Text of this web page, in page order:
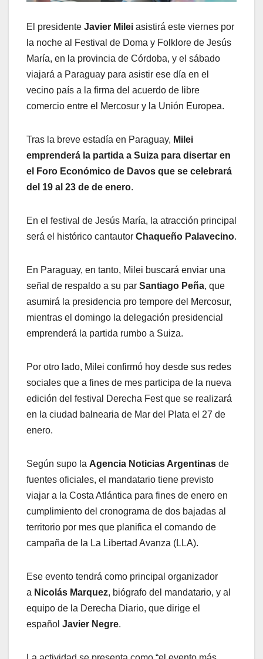
El presidente Javier Milei asistirá este viernes por
la noche al Festival de Doma y Folklore de Jesús
María, en la provincia de Córdoba, y el sábado
viajará a Paraguay para asistir ese día en el
vecino país a la firma del acuerdo de libre
comercio entre el Mercosur y la Unión Europea.
Tras la breve estadía en Paraguay, Milei
emprenderá la partida a Suiza para disertar en
el Foro Económico de Davos que se celebrará
del 19 al 23 de de enero.
En el festival de Jesús María, la atracción principal
será el histórico cantautor Chaqueño Palavecino.
En Paraguay, en tanto, Milei buscará enviar una
señal de respaldo a su par Santiago Peña, que
asumirá la presidencia pro tempore del Mercosur,
mientras el domingo la delegación presidencial
emprenderá la partida rumbo a Suiza.
Por otro lado, Milei confirmó hoy desde sus redes
sociales que a fines de mes participa de la nueva
edición del festival Derecha Fest que se realizará
en la ciudad balnearia de Mar del Plata el 27 de
enero.
Según supo la Agencia Noticias Argentinas de
fuentes oficiales, el mandatario tiene previsto
viajar a la Costa Atlántica para fines de enero en
cumplimiento del cronograma de dos bajadas al
territorio por mes que planifica el comando de
campaña de la La Libertad Avanza (LLA).
Ese evento tendrá como principal organizador
a Nicolás Marquez, biógrafo del mandatario, y al
equipo de la Derecha Diario, que dirige el
español Javier Negre.